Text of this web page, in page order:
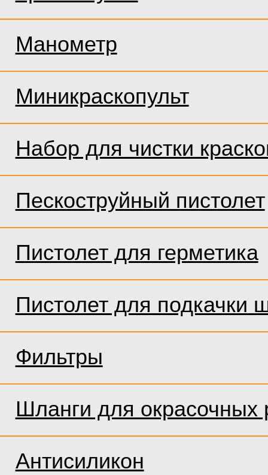
Манометр
Миникраскопульт
Набор для чистки
Пескоструйный пистолет
Пистолет для герметика
Пистолет для подкачки
Фильтры
Шланги для окрасочных
Антисиликон